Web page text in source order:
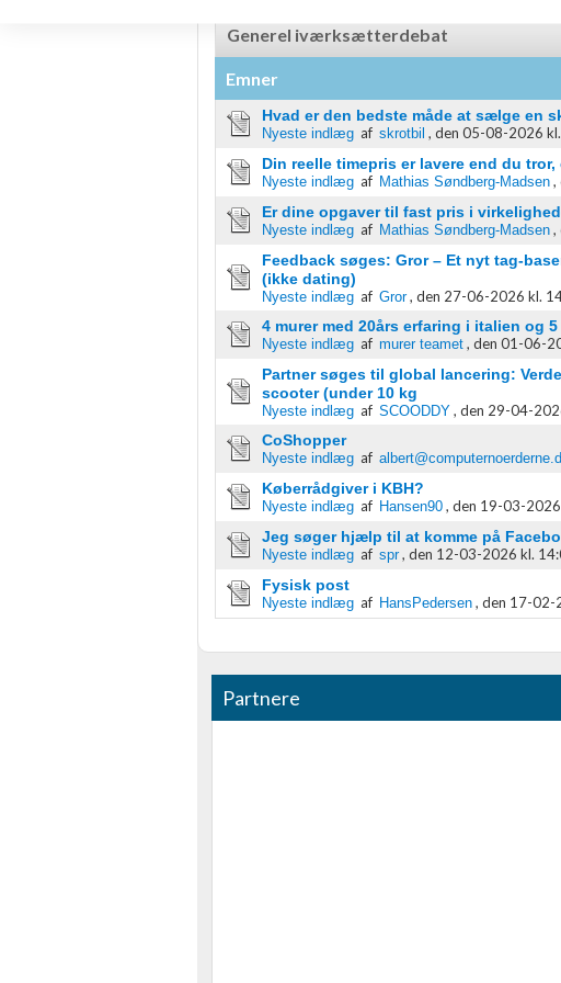
Generel iværksætterdebat
Emner
Hvad er den bedste måde at sælge en
Nyeste indlægaf skrotbil , den 05-08-2026
Din reelle timepris er lavere end du
Nyeste indlægaf Mathias Søndberg-Madsen ,
Er dine opgaver til fast pris i
Nyeste indlægaf Mathias Søndberg-Madsen ,
Feedback søges: Gror – Et nyt tag-
(ikke dating)
Nyeste indlægaf Gror , den 27-06-2026 kl.
4 murer med 20års erfaring i italien og
Nyeste indlægaf murer teamet , den 01-06-
Partner søges til global lancering:
scooter (under 10 kg
Nyeste indlægaf SCOODDY , den 29-04-
CoShopper
Nyeste indlægaf
Køberrådgiver i KBH?
Nyeste indlægaf Hansen90 , den 19-03-
Jeg søger hjælp til at komme på
Nyeste indlægaf spr , den 12-03-2026 kl.
Fysisk post
Nyeste indlægaf HansPedersen , den 17-02-
Partnere
Bruge profiler til at vælge tilpasset indhold
Måle annonceringseffektivitet
Forstå målgrupper gennem statistikker eller kombinationer af
Bruge begrænsede oplysninger til at vælge indhold
Bruge præcise geografiske placeringsoplysninger
Identificere enheder baseret på aktivt anmodede oplysninger
Annoncering / marketing